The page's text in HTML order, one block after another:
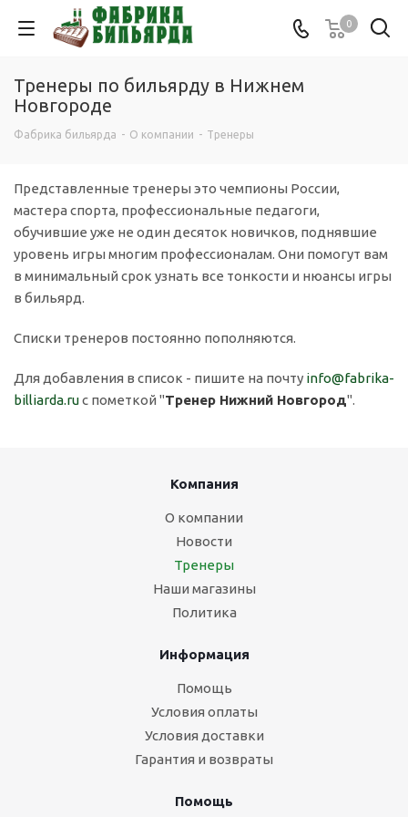
0
Тренеры по бильярду в Нижнем
Новгороде
Фабрика бильярда - О компании - Тренеры
Представленные тренеры это чемпионы России,
мастера спорта, профессиональные педагоги,
обучившие уже не один десяток новичков, поднявшие
уровень игры многим профессионалам. Они помогут вам
в минимальный срок узнать все тонкости и нюансы игры
в бильярд.
Списки тренеров постоянно пополняются.
Для добавления в список - пишите на почту info@fabrika-
billiarda.ruc пометкой "Тренер Нижний Новгород".
Компания
О компании
Новости
Тренеры
Наши магазины
Политика
Информация
Помощь
Условия оплаты
Условия доставки
Гарантия и возвраты
Помощь